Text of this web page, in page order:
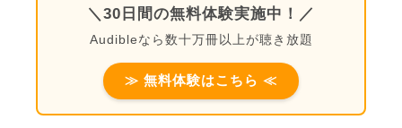
＼30日間の無料体験実施中！／
Audibleなら数十万冊以上が聴き放題
≫ 無料体験はこちら ≪